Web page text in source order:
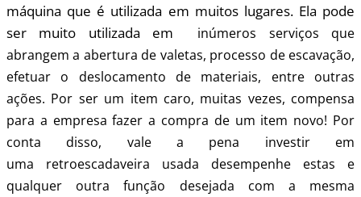
máquina que é utilizada em muitos lugares. Ela pode
ser muito utilizada em
inúmeros serviços que
abrangem a abertura de valetas, processo de escavação,
efetuar o deslocamento de materiais, entre outras
ações. Por ser um item caro, muitas vezes, compensa
para a empresa fazer a compra de um item novo! Por
conta disso, vale a pena investir em
uma retroescadaveira usada desempenhe estas e
qualquer outra função desejada com a mesma